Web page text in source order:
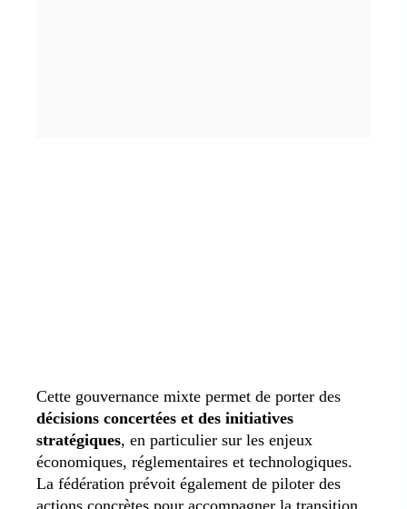
Cette gouvernance mixte permet de porter des
décisions concertées et des initiatives
stratégiques, en particulier sur les enjeux
économiques, réglementaires et technologiques.
La fédération prévoit également de piloter des